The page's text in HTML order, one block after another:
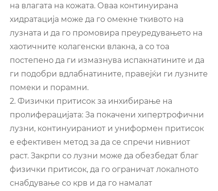
на влагата на кожата. Оваа континуирана
хидратација може да го омекне ткивото на
лузната и да го промовира преуредувањето на
хаотичните колагенски влакна, а со тоа
постепено да ги измазнува испакнатините и да
ги подобри вдлабнатините, правејќи ги лузните
помеки и порамни.
2. Физички притисок за инхибирање на
пролиферацијата: За покачени хипертрофични
лузни, континуираниот и униформен притисок
е ефективен метод за да се спречи нивниот
раст. Закрпи со лузни може да обезбедат благ
физички притисок, да го ограничат локалното
снабдување со крв и да го намалат